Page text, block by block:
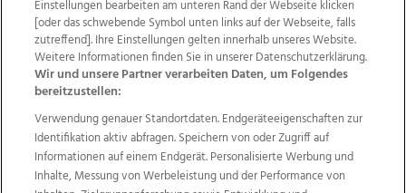
Wir über uns Mediadaten Kontakt
Jobs
Datenschutz
Impressum
AGB Anzeigekunden
AGB Website
Ehrenkodex Politische Werbung
Weitere Angebote des Medienhauses Wimmer
TV1 di-mog-i.at OÖNow
Ischler Woche
Life Radio
OÖNachrichten
OÖN Immobilien
OÖN Karriere
OÖN Reise Promenaden Galerien
Einstellungen bearbeiten am unteren Rand der Webseite klicken
[oder das schwebende Symbol unten links auf der Webseite, falls
zutreffend]. Ihre Einstellungen gelten innerhalb unseres Website.
Weitere Informationen finden Sie in unserer Datenschutzerklärung.
Wir und unsere Partner verarbeiten Daten, um Folgendes
bereitzustellen:
Verwendung genauer Standortdaten. Endgeräteeigenschaften zur
Identifikation aktiv abfragen. Speichern von oder Zugriff auf
Informationen auf einem Endgerät. Personalisierte Werbung und
Inhalte, Messung von Werbeleistung und der Performance von